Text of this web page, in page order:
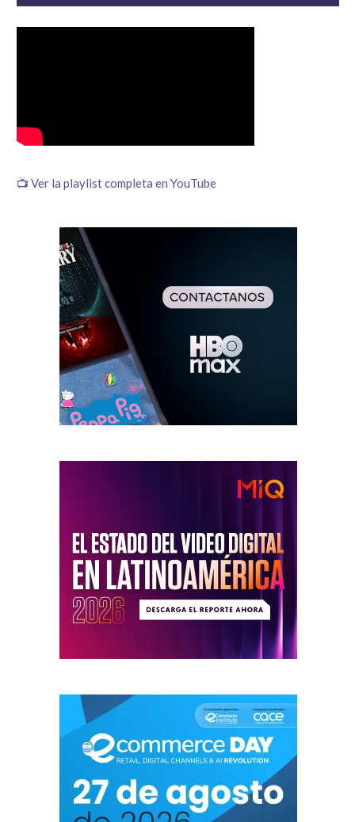
📺 Ver la playlist completa en YouTube